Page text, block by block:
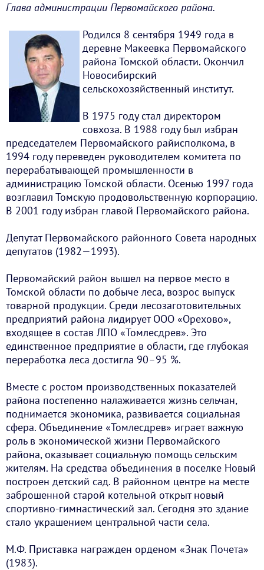
Глава администрации Первомайского района.
Родился 8 сентября 1949 года в
деревне Макеевка Первомайского
района Томской области. Окончил
Новосибирский
сельскохозяйственный институт.
В 1975 году стал директором
совхоза. В 1988 году был избран
председателем Первомайского райисполкома, в
1994 году переведен руководителем комитета по
перерабатывающей промышленности в
администрацию Томской области. Осенью 1997 года
возглавил Томскую продовольственную корпорацию.
В 2001 году избран главой Первомайского района.
Депутат Первомайского районного Совета народных
депутатов (1982—1993).
Первомайский район вышел на первое место в
Томской области по добыче леса, возрос выпуск
товарной продукции. Среди лесозаготовительных
предприятий района лидирует ООО «Орехово»,
входящее в состав ЛПО «Томлесдрев». Это
единственное предприятие в области, где глубокая
переработка леса достигла 90–95 %.
Вместе с ростом производственных показателей
района постепенно налаживается жизнь сельчан,
поднимается экономика, развивается социальная
сфера. Объединение «Томлесдрев» играет важную
роль в экономической жизни Первомайского
района, оказывает социальную помощь сельским
жителям. На средства объединения в поселке Новый
построен детский сад. В районном центре на месте
заброшенной старой котельной открыт новый
спортивно-гимнастический зал. Сегодня это здание
стало украшением центральной части села.
М.Ф. Приставка награжден орденом «Знак Почета»
(1983).